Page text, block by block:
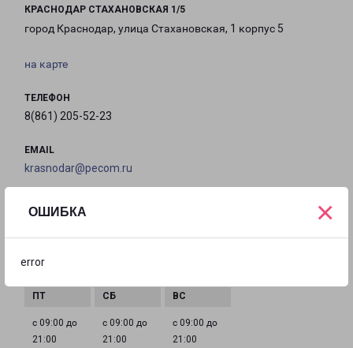
ОШИБКА
error
×
КРАСНОДАР СТАХАНОВСКАЯ 1/5
город Краснодар, улица Стахановская, 1 корпус 5
на карте
ТЕЛЕФОН
8(861) 205-52-23
EMAIL
krasnodar@pecom.ru
с 09:00 до
21:00
с 09:00 до
21:00
с 09:00 до
21:00